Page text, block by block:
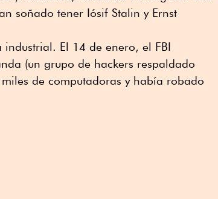
soñado tener Iósif Stalin y Ernst
El 14 de enero, el FBI
(un grupo de hackers respaldado
de computadoras y había robado